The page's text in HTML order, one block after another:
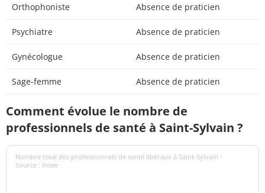
Orthophoniste Absence de praticien
Psychiatre Absence de praticien
Gynécologue Absence de praticien
Sage-femme Absence de praticien
Comment évolue le nombre de
professionnels de santé à Saint-Sylvain ?
Nombre total des professionnels de santé libéraux à Saint-Sylvain -
Source : Insee